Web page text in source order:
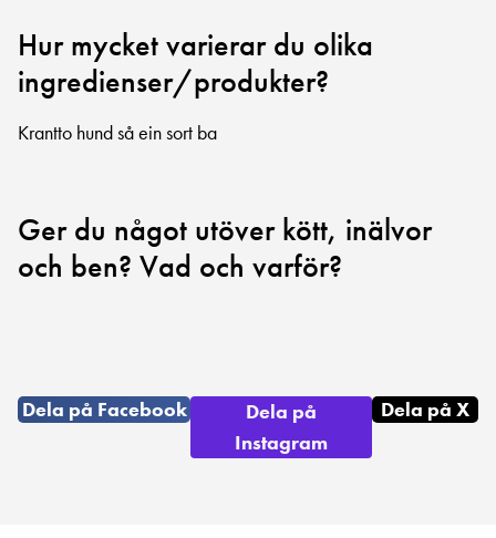
Hur mycket varierar du olika
ingredienser/produkter?
Krantto hund så ein sort ba
Ger du något utöver kött, inälvor
och ben? Vad och varför?
Dela på Facebook
Dela på
Instagram
Dela på X